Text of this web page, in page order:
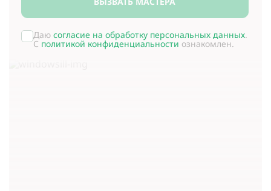
Даю согласие на обработку персональных данных.
С политикой конфиденциальности ознакомлен.